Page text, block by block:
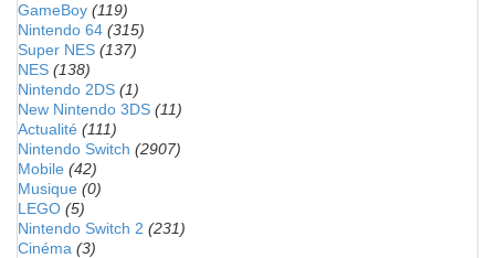
GameBoy (119)
Nintendo 64 (315)
Super NES (137)
NES (138)
Nintendo 2DS (1)
New Nintendo 3DS (11)
Actualité (111)
Nintendo Switch (2907)
Mobile (42)
Musique (0)
LEGO (5)
Nintendo Switch 2 (231)
Cinéma (3)